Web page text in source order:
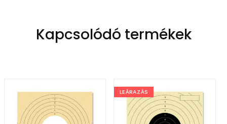
Kapcsolódó termékek
LEÁRAZÁS